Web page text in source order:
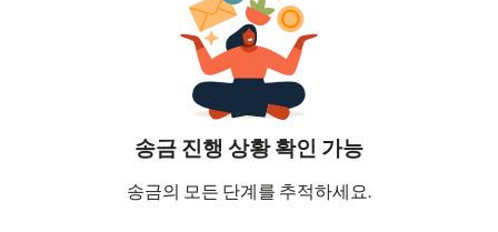
송금 진행 상황 확인 가능
송금의 모든 단계를 추적하세요.